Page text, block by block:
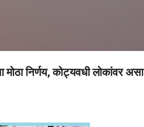
निर्णय, कोट्यवधी लोकांवर असा